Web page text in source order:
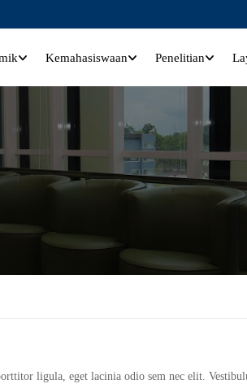
Kemahasiswaan Penelitian
ligula, eget lacinia odio sem nec elit.